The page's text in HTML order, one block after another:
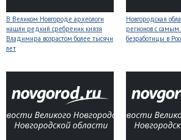
В Великом Новгороде археологи
нашли редкий сребреник князя
Владимира возрастом более тысячи
лет
Новгородская
регионов с
безработицы в